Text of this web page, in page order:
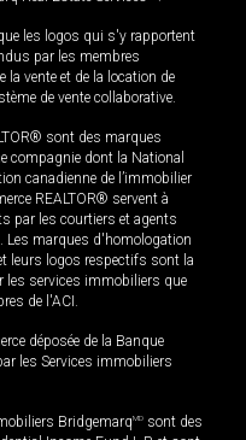
les logos qui s'y rapportent
par les membres
la vente et de la location de
de vente collaborative.
sont des marques
compagnie dont la National
canadienne de l’immobilier
REALTOR® servent à
par les courtiers et agents
Les marques d'homologation
leurs logos respectifs sont la
les services immobiliers que
de l'ACI.
déposée de la Banque
les Services immobiliers
BridgemarqMD sont des